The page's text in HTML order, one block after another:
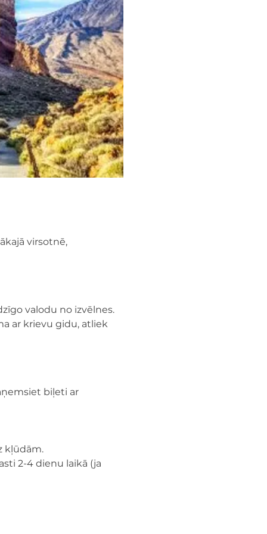
virsotnē,
valodu no izvēlnes.
ar krievu gidu, atliek
biļeti ar
kļūdām.
2-4 dienu laikā (ja